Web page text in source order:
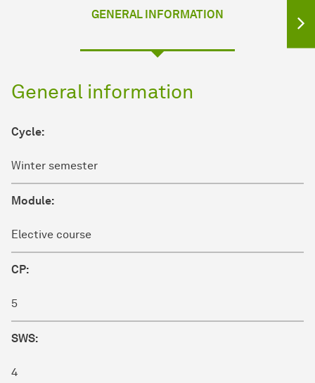
GENERAL INFORMATION
General information
Cycle:
Winter semester
Module:
Elective course
CP:
5
SWS:
4